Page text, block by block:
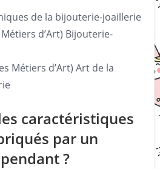
de la bijouterie-joaillerie
d’Art) Bijouterie-
Métiers d’Art) Art de la
caractéristiques
par un
?